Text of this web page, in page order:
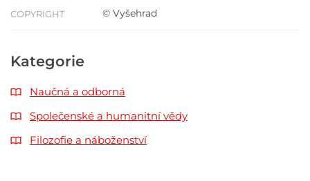
COPYRIGHT © Vyšehrad
Kategorie
Naučná a odborná
Společenské a humanitní vědy
Filozofie a náboženství